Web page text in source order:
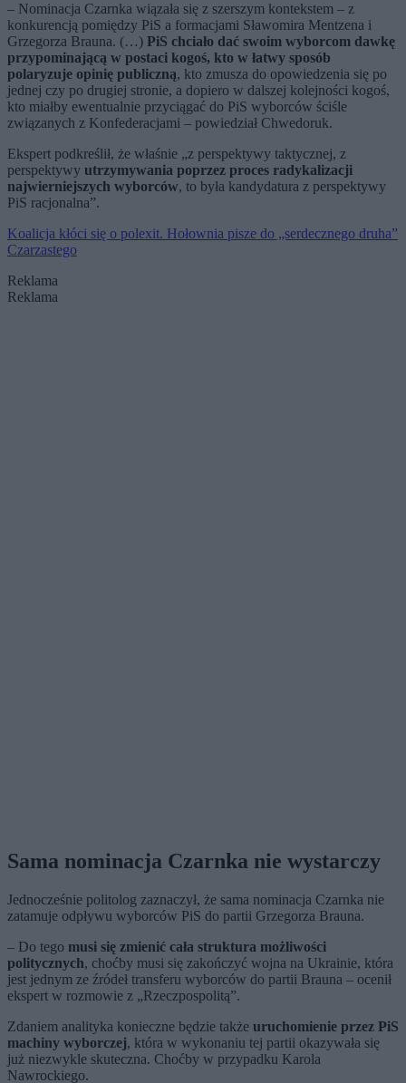
– Nominacja Czarnka wiązała się z szerszym kontekstem – z
konkurencją pomiędzy PiS a formacjami Sławomira Mentzena i
Grzegorza Brauna. (…) PiS chciało dać swoim wyborcom dawkę
przypominającą w postaci kogoś, kto w łatwy sposób
polaryzuje opinię publiczną, kto zmusza do opowiedzenia się po
jednej czy po drugiej stronie, a dopiero w dalszej kolejności kogoś,
kto miałby ewentualnie przyciągać do PiS wyborców ściśle
związanych z Konfederacjami – powiedział Chwedoruk.
Ekspert podkreślił, że właśnie „z perspektywy taktycznej, z
perspektywy utrzymywania poprzez proces radykalizacji
najwierniejszych wyborców, to była kandydatura z perspektywy
PiS racjonalna”.
Koalicja kłóci się o polexit. Hołownia pisze do „serdecznego druha”
Czarzastego
Reklama
Reklama
Sama nominacja Czarnka nie wystarczy
Jednocześnie politolog zaznaczył, że sama nominacja Czarnka nie
zatamuje odpływu wyborców PiS do partii Grzegorza Brauna.
– Do tego musi się zmienić cała struktura możliwości
politycznych, choćby musi się zakończyć wojna na Ukrainie, która
jest jednym ze źródeł transferu wyborców do partii Brauna – ocenił
ekspert w rozmowie z „Rzeczpospolitą”.
Zdaniem analityka konieczne będzie także uruchomienie przez PiS
machiny wyborczej, która w wykonaniu tej partii okazywała się
już niezwykle skuteczna. Choćby w przypadku Karola
Nawrockiego.